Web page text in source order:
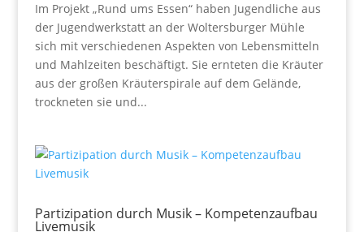
Im Projekt „Rund ums Essen“ haben Jugendliche aus
der Jugendwerkstatt an der Woltersburger Mühle
sich mit verschiedenen Aspekten von Lebensmitteln
und Mahlzeiten beschäftigt. Sie ernteten die Kräuter
aus der großen Kräuterspirale auf dem Gelände,
trockneten sie und...
Partizipation durch Musik – Kompetenzaufbau
Livemusik